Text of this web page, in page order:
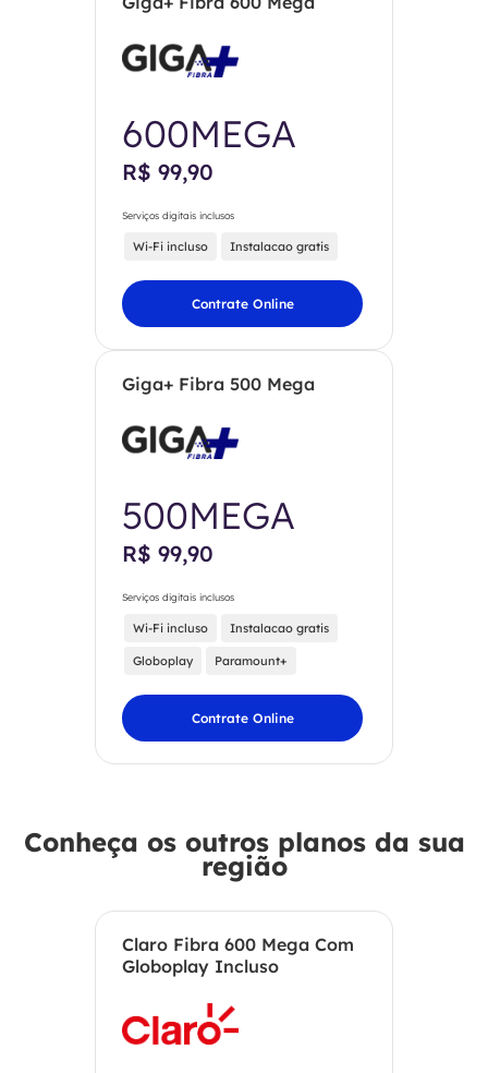
600MEGA
R$ 99,90
Serviços digitais inclusos
Wi-Fi incluso Instalacao gratis
Contrate Online
Giga+ Fibra 500 Mega
500MEGA
R$ 99,90
Serviços digitais inclusos
Wi-Fi incluso Instalacao gratis
Globoplay Paramount+
Contrate Online
Conheça os outros planos da sua
região
Claro Fibra 600 Mega Com
Globoplay Incluso